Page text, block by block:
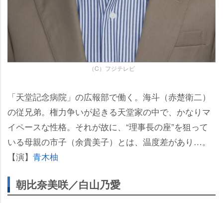
（C）フジテレビ
「天堂記念病院」の広報部で働く。海斗（赤楚衛二）
の従兄弟。権力争いが起きる天堂家の中で、かなりマ
イペースな性格。それが故に、“理事長の座”を狙って
いる母親の市子（余貴美子）とは、温度差があり…。
【演】 青木柚
朝比奈美咲／白山乃愛